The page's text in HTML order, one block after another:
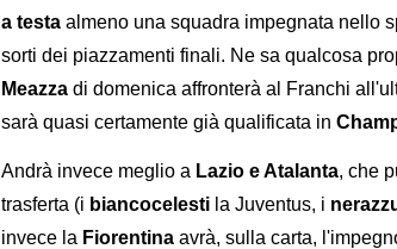
a testa almeno una squadra impegnata nello
sorti dei piazzamenti finali. Ne sa qualcosa
Meazza di domenica affronterà al Franchi
sarà quasi certamente già qualificata in
Andrà invece meglio a Lazio e Atalanta, che
trasferta (i biancocelesti la Juventus, i
invece la Fiorentina avrà, sulla carta,